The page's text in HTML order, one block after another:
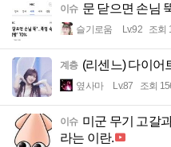
이슈 문 닫으면 손님
슬기로움 Lv.92 조회
계층 (리센느) 다이어
옆사마 Lv.87 조회
이슈 미군 무기 고갈
라는 이란.